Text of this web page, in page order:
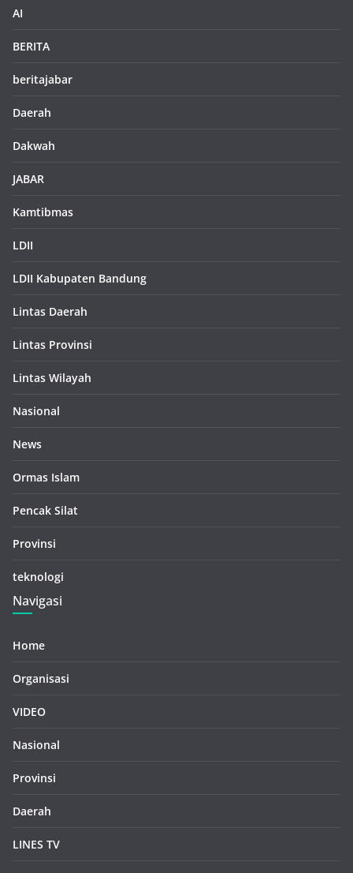
AI
BERITA
beritajabar
Daerah
Dakwah
JABAR
Kamtibmas
LDII
LDII Kabupaten Bandung
Lintas Daerah
Lintas Provinsi
Lintas Wilayah
Nasional
News
Ormas Islam
Pencak Silat
Provinsi
teknologi
Navigasi
Home
Organisasi
VIDEO
Nasional
Provinsi
Daerah
LINES TV